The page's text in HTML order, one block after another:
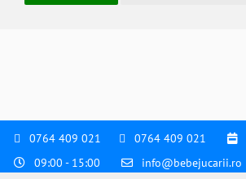
0764 409 021 0764 409 021
09:00 - 15:00
info@bebejucarii.ro